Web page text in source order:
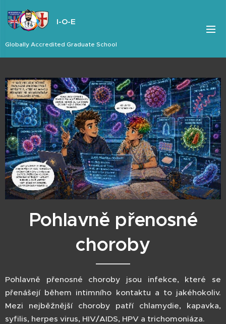
I-O-E
Globally Accredited Graduate School
Pohlavně přenosné
choroby
Pohlavně přenosné choroby jsou infekce, které se
přenášejí během intimního kontaktu a to jakéhokoliv.
Mezi nejběžnější choroby patří chlamydie, kapavka,
syfilis, herpes virus, HIV/AIDS, HPV a trichomoniáza.